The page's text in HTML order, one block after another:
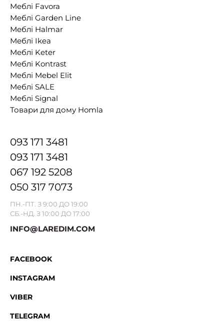
Меблі Favora
Меблі Garden Line
Меблі Halmar
Меблі Ikea
Меблі Keter
Меблі Kontrast
Меблі Mebel Elit
Меблі SALE
Меблі Signal
Товари для дому Homla
093 171 3481
093 171 3481
067 192 5208
050 317 7073
ПН.-ПТ. З 9:00 ДО 19:00
СБ.-НД. З 10:00 ДО 17:00
INFO@LAREDIM.COM
FACEBOOK
INSTAGRAM
VIBER
TELEGRAM